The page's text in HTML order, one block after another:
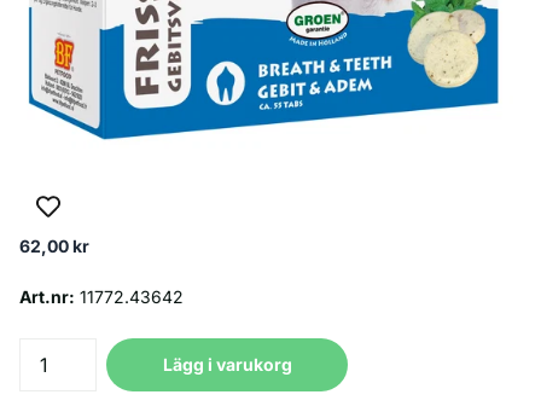
62,00 kr
Art.nr: 11772.43642
Lägg i varukorg